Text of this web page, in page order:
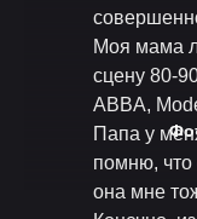
Моя мама
сцену 80-
ABBA,
Папа у
помню, что
она мне